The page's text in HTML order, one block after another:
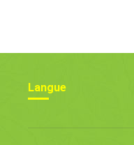
Langue